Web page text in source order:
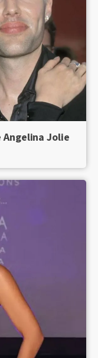
Angelina Jolie